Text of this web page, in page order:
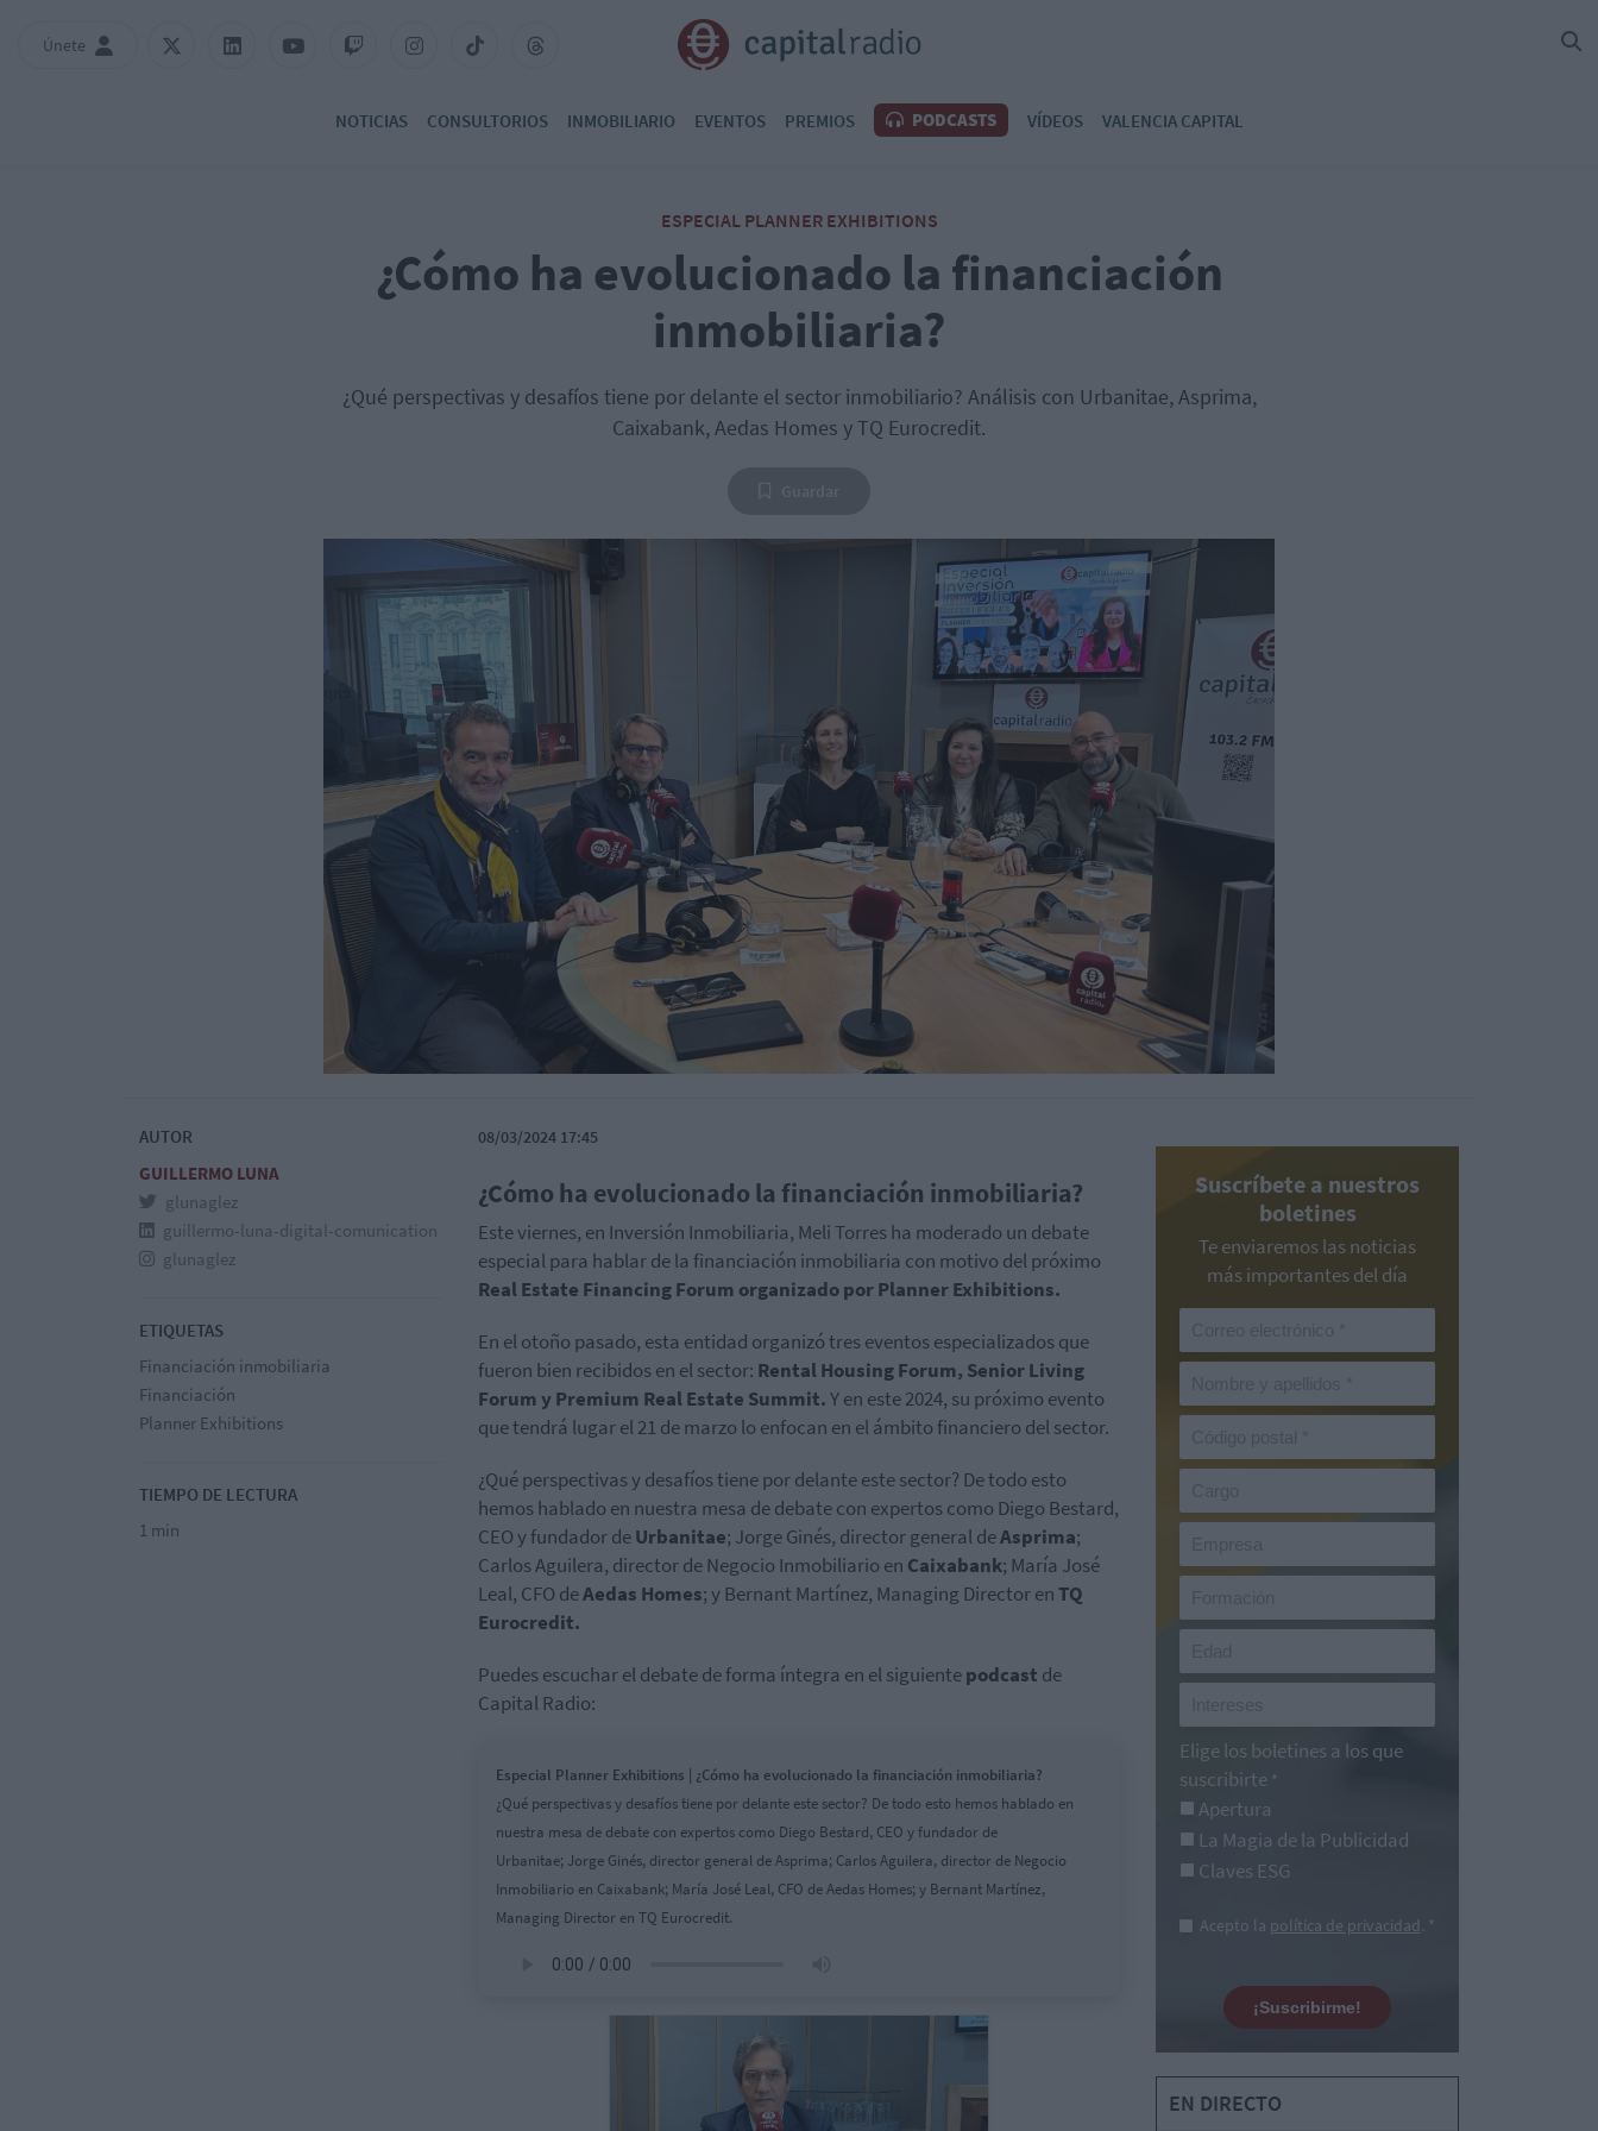
Únete
NOTICIAS CONSULTORIOS INMOBILIARIO EVENTOS PREMIOS PODCASTS VÍDEOS VALENCIA CAPITAL
ESPECIAL PLANNER EXHIBITIONS
¿Cómo ha evolucionado la financiación
inmobiliaria?
¿Qué perspectivas y desafíos tiene por delante el sector inmobiliario? Análisis con Urbanitae, Asprima,
Caixabank, Aedas Homes y TQ Eurocredit.
AUTOR
GUILLERMO LUNA
glunaglez
guillermo-luna-digital-comunication
glunaglez
ETIQUETAS
Financiación inmobiliaria
Financiación
Planner Exhibitions
TIEMPO DE LECTURA
1 min
08/03/2024 17:45
¿Cómo ha evolucionado la financiación inmobiliaria?
Este viernes, en Inversión Inmobiliaria, Meli Torres ha moderado un debate
especial para hablar de la financiación inmobiliaria con motivo del próximo
Real Estate Financing Forum organizado por Planner Exhibitions.
En el otoño pasado, esta entidad organizó tres eventos especializados que
fueron bien recibidos en el sector: Rental Housing Forum, Senior Living
Forum y Premium Real Estate Summit.Y en este 2024, su próximo evento
que tendrá lugar el 21 de marzo lo enfocan en el ámbito financiero del sector.
¿Qué perspectivas y desafíos tiene por delante este sector? De todo esto
hemos hablado en nuestra mesa de debate con expertos como Diego Bestard,
CEO y fundador deUrbanitae; Jorge Ginés, director general deAsprima;
Carlos Aguilera, director de Negocio Inmobiliario en Caixabank; María José
Leal, CFO deAedas Homes; y Bernant Martínez, Managing Director enTQ
Eurocredit.
Puedes escuchar el debate de forma íntegra en el siguientepodcast de
Capital Radio:
Especial Planner Exhibitions | ¿Cómo ha evolucionado la financiación inmobiliaria?
¿Qué perspectivas y desafíos tiene por delante este sector? De todo esto hemos hablado en
nuestra mesa de debate con expertos como Diego Bestard, CEO y fundador de
Urbanitae; Jorge Ginés, director general de Asprima; Carlos Aguilera, director de Negocio
Inmobiliario en Caixabank; María José Leal, CFO de Aedas Homes; y Bernant Martínez,
Managing Director en TQ Eurocredit.
Suscríbete a nuestros
boletines
Te enviaremos las noticias
más importantes del día
Elige los boletines a los que
suscribirte *
Apertura
La Magia de la Publicidad
Claves ESG
Acepto la política de privacidad. *
¡Suscribirme!
EN DIRECTO